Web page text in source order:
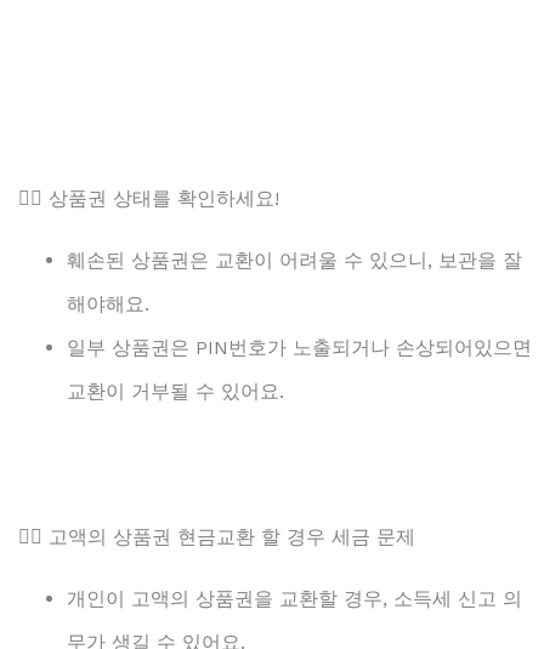
👉🏻 상품권 상태를 확인하세요!
훼손된 상품권은 교환이 어려울 수 있으니, 보관을 잘
해야해요.
일부 상품권은 PIN번호가 노출되거나 손상되어있으면
교환이 거부될 수 있어요.
👉🏻 고액의 상품권 현금교환 할 경우 세금 문제
개인이 고액의 상품권을 교환할 경우, 소득세 신고 의
무가 생길 수 있어요.